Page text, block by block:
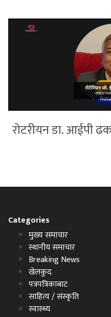
रोटरीयन डा. आईपी
Categories
मुख्य समाचार
स्थानीय समाचार
Breaking News
खेलकुद
पत्रपत्रिकाबाट
साहित्य / संस्कृति
स्वास्थ्य